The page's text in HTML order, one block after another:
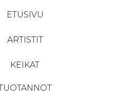
ETUSIVU
ARTISTIT
KEIKAT